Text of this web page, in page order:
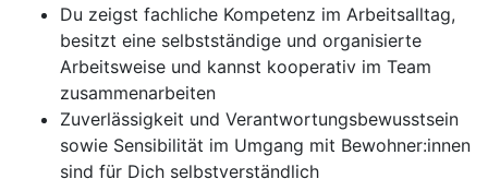
Du zeigst fachliche Kompetenz im Arbeitsalltag,
besitzt eine selbstständige und organisierte
Arbeitsweise und kannst kooperativ im Team
zusammenarbeiten
Zuverlässigkeit und Verantwortungsbewusstsein
sowie Sensibilität im Umgang mit Bewohner:innen
sind für Dich selbstverständlich